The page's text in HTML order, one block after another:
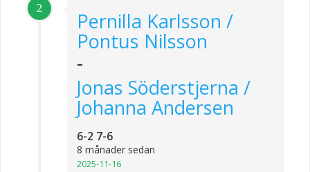
2
Pernilla Karlsson /
Pontus Nilsson
-
Jonas Söderstjerna /
Johanna Andersen
6-2 7-6
8 månader sedan
2025-11-16